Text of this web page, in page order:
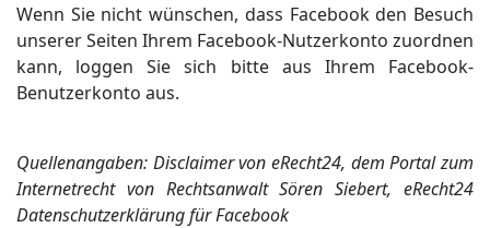
Wenn Sie nicht wünschen, dass Facebook den Besuch
unserer Seiten Ihrem Facebook-Nutzerkonto zuordnen
kann, loggen Sie sich bitte aus Ihrem Facebook-
Benutzerkonto aus.
Quellenangaben: Disclaimer von eRecht24, dem Portal zum
Internetrecht von Rechtsanwalt Sören Siebert, eRecht24
Datenschutzerklärung für Facebook